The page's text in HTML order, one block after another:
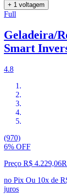
+ 1 voltagem
Full
Geladeira/
Smart
4.8
(970)
6% OFF
Preço R$ 4.229,06
no Pix Ou 10x de
juros